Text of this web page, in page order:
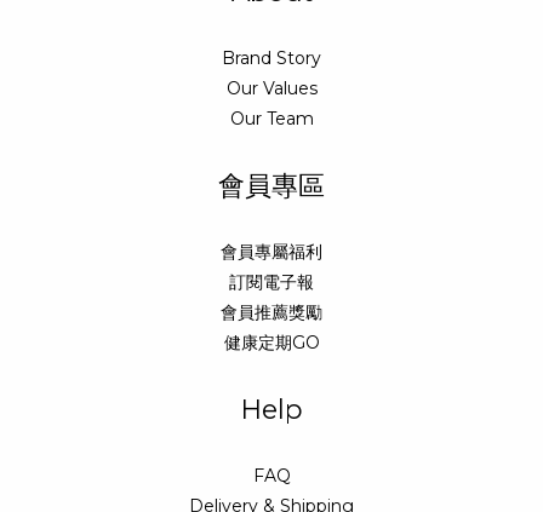
Brand Story
Our Values
Our Team
會員專區
會員專屬福利
訂閱電子報
會員推薦獎勵
健康定期GO
Help
FAQ
Delivery & Shipping